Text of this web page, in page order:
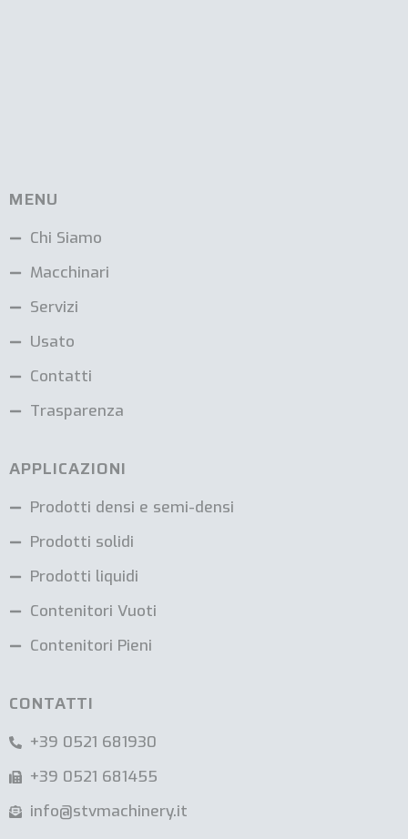
MENU
Chi Siamo
Macchinari
Servizi
Usato
Contatti
Trasparenza
APPLICAZIONI
Prodotti densi e semi-densi
Prodotti solidi
Prodotti liquidi
Contenitori Vuoti
Contenitori Pieni
CONTATTI
+39 0521 681930
+39 0521 681455
info@stvmachinery.it